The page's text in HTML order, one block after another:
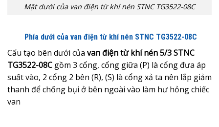
Mặt dưới của van điện từ khí nén STNC TG3522-08C
Phía dưới của van điện từ khí nén STNC TG3522-08C
Cấu tạo bên dưới của van điện từ khí nén 5/3 STNC
TG3522-08C gồm 3 cổng, cổng giữa (P) là cổng đưa áp
suất vào, 2 cổng 2 bên (R), (S) là cổng xả ta nên lắp giảm
thanh để chống bụi ở bên ngoài vào làm hư hỏng chiếc
van